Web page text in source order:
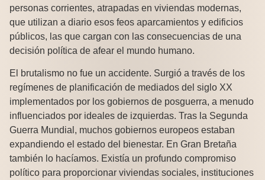
personas corrientes, atrapadas en viviendas modernas,
que utilizan a diario esos feos aparcamientos y edificios
públicos, las que cargan con las consecuencias de una
decisión política de afear el mundo humano.
El brutalismo no fue un accidente. Surgió a través de los
regímenes de planificación de mediados del siglo XX
implementados por los gobiernos de posguerra, a menudo
influenciados por ideales de izquierdas. Tras la Segunda
Guerra Mundial, muchos gobiernos europeos estaban
expandiendo el estado del bienestar. En Gran Bretaña
también lo hacíamos. Existía un profundo compromiso
político para proporcionar viviendas sociales, instituciones